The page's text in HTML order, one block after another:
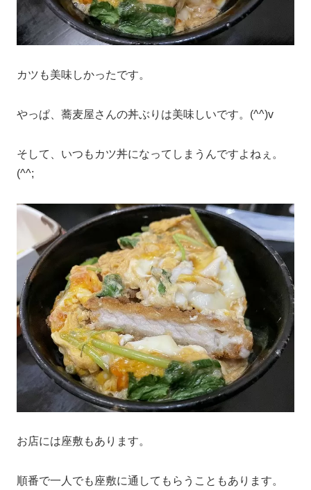
カツも美味しかったです。
やっぱ、蕎麦屋さんの丼ぶりは美味しいです。(^^)v
そして、いつもカツ丼になってしまうんですよねぇ。
(^^;
お店には座敷もあります。
順番で一人でも座敷に通してもらうこともあります。